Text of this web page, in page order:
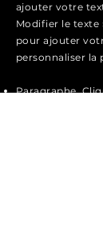
ajouter votre
Modifier le texte
pour ajouter
personnaliser la
Paragraphe.